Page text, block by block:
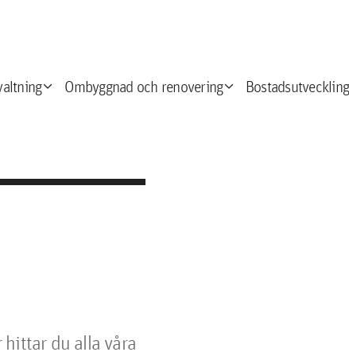
expand_more Ombyggnad och renoveringexpand_more Bostadsutveckling
hittar du alla våra